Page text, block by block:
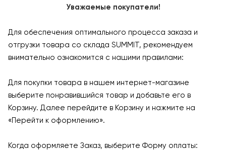
Уважаемые покупатели!
Для обеспечения оптимального процесса заказа и
отгрузки товара со склада SUMMIT, рекомендуем
внимательно ознакомится с нашими правилами:
Для покупки товара в нашем интернет-магазине
выберите понравившийся товар и добавьте его в
Корзину. Далее перейдите в Корзину и нажмите на
«Перейти к оформлению».
Когда оформляете Заказ, выберите Форму оплаты: